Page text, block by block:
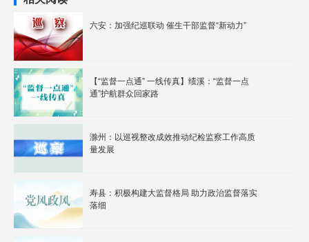
六安：加强纪巡联动 催生干部监督“新动力”
【“监督一点通” 一线传真】绩溪：“监督一点
通”护航群众回家路
滁州：以巡视整改成效推动纪检监察工作高质
量发展
寿县：积极构建大监督格局 助力政治监督落实
落细